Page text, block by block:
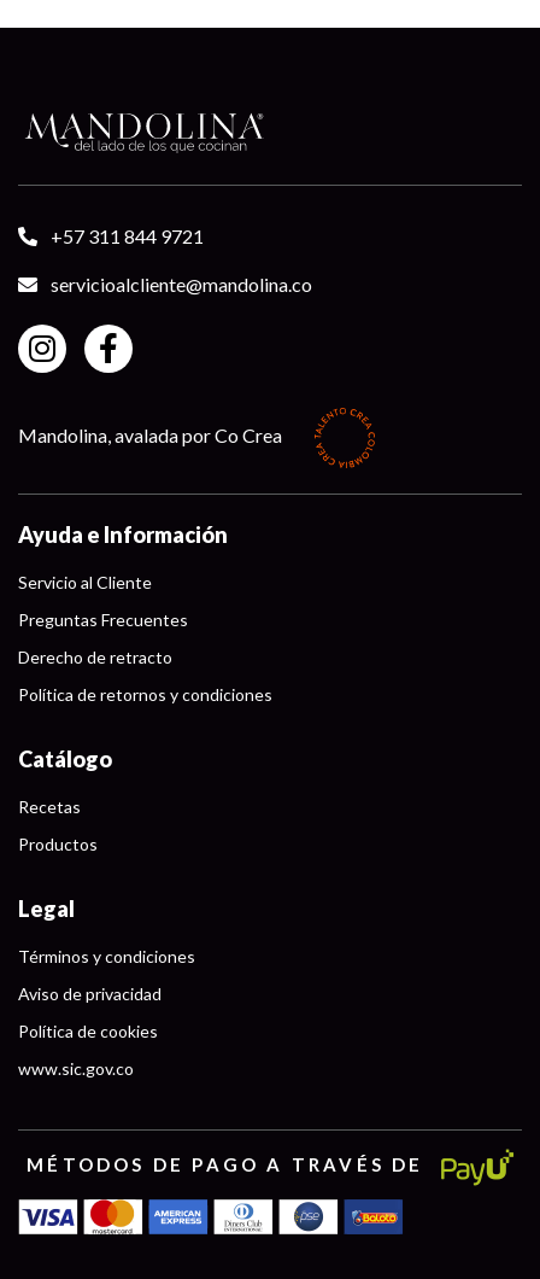
+57 311 844 9721
servicioalcliente@mandolina.co
Mandolina, avalada por Co Crea
Ayuda e Información
Servicio al Cliente
Preguntas Frecuentes
Derecho de retracto
Política de retornos y condiciones
Catálogo
Recetas
Productos
Legal
Términos y condiciones
Aviso de privacidad
Política de cookies
www.sic.gov.co
MÉTODOS DE PAGO A TRAVÉS DE